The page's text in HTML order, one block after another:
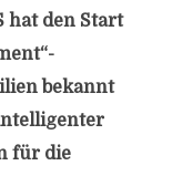
hat den Start
bekannt
für die